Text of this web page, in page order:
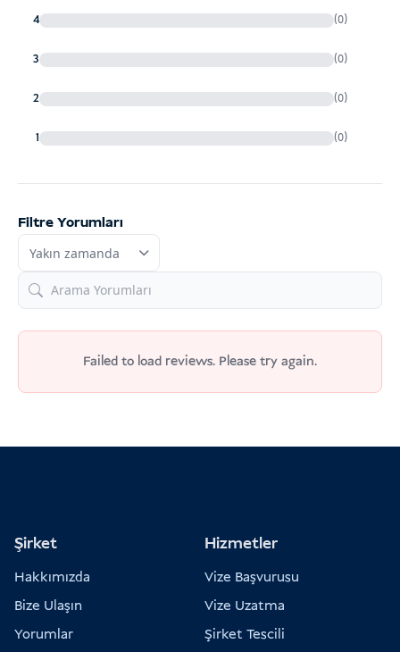
4 (0)
3 (0)
2 (0)
1 (0)
Filtre Yorumları
Failed to load reviews. Please try again.
Şirket
Hakkımızda
Bize Ulaşın
Yorumlar
Hizmetler
Vize Başvurusu
Vize Uzatma
Şirket Tescili